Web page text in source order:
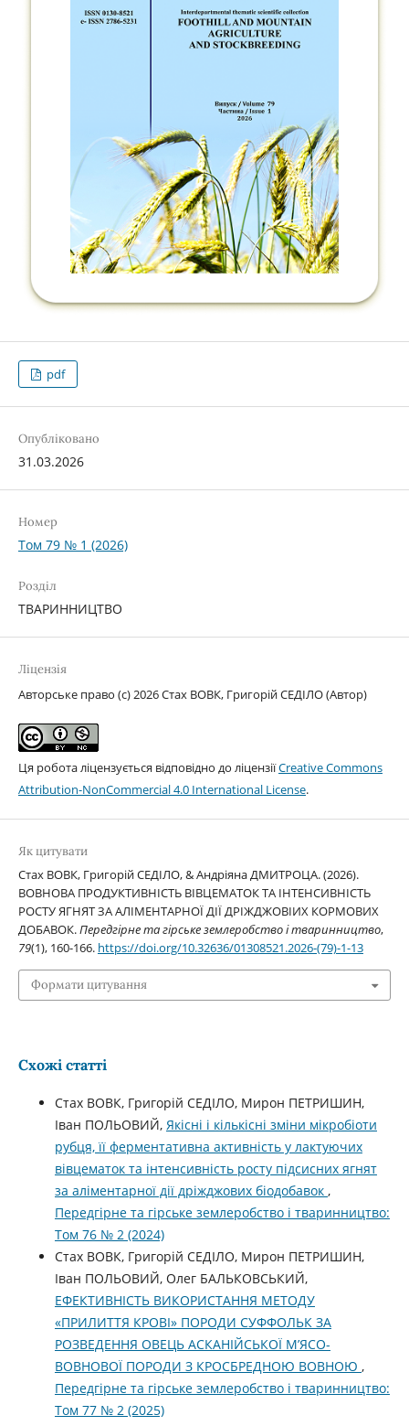
pdf
Опубліковано
31.03.2026
Номер
Том 79 № 1 (2026)
Розділ
ТВАРИННИЦТВО
Ліцензія
Авторське право (c) 2026 Стах ВОВК, Григорій СЕДІЛО (Автор)
Ця робота ліцензується відповідно до ліцензіїCreative Commons
Attribution-NonCommercial 4.0 International License.
Як цитувати
Стах ВОВК, Григорій СЕДІЛО, & Андріяна ДМИТРОЦА. (2026).
ВОВНОВА ПРОДУКТИВНІСТЬ ВІВЦЕМАТОК ТА ІНТЕНСИВНІСТЬ
РОСТУ ЯГНЯТ ЗА АЛІМЕНТАРНОЇ ДІЇ ДРІЖДЖОВІИХ КОРМОВИХ
ДОБАВОК.Передгірне та гірське землеробство і тваринництво,
79(1), 160-166. https://doi.org/10.32636/01308521.2026-(79)-1-13
Формати цитування
Схожі статті
Стах ВОВК, Григорій СЕДІЛО, Мирон ПЕТРИШИН,
Іван ПОЛЬОВИЙ, Якісні і кількісні зміни мікробіоти
рубця, її ферментативна активність у лактуючих
вівцематок та інтенсивність росту підсисних ягнят
за аліментарної дії дріжджових біодобавок ,
Передгірне та гірське землеробство і тваринництво:
Том 76 № 2 (2024)
Стах ВОВК, Григорій СЕДІЛО, Мирон ПЕТРИШИН,
Іван ПОЛЬОВИЙ, Олег БАЛЬКОВСЬКИЙ,
ЕФЕКТИВНІСТЬ ВИКОРИСТАННЯ МЕТОДУ
«ПРИЛИТТЯ КРОВІ» ПОРОДИ СУФФОЛЬК ЗА
РОЗВЕДЕННЯ ОВЕЦЬ АСКАНІЙСЬКОЇ М’ЯСО-
ВОВНОВОЇ ПОРОДИ З КРОСБРЕДНОЮ ВОВНОЮ ,
Передгірне та гірське землеробство і тваринництво:
Том 77 № 2 (2025)